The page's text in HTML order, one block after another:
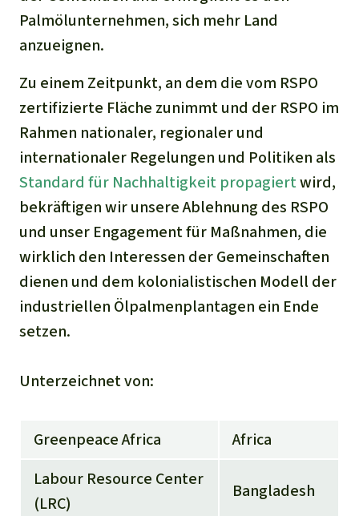
Palmölunternehmen, sich mehr Land
anzueignen.
Zu einem Zeitpunkt, an dem die vom RSPO
zertifizierte Fläche zunimmt und der RSPO im
Rahmen nationaler, regionaler und
internationaler Regelungen und Politiken als
Standard für Nachhaltigkeit propagiertwird,
bekräftigen wir unsere Ablehnung des RSPO
und unser Engagement für Maßnahmen, die
wirklich den Interessen der Gemeinschaften
dienen und dem kolonialistischen Modell der
industriellen Ölpalmenplantagen ein Ende
setzen.
Unterzeichnet von:
Greenpeace Africa
Africa
Labour Resource Center
(LRC)
Bangladesh